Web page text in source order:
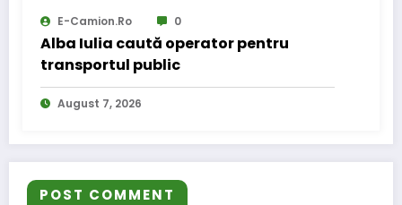
E-Camion.ro 0
Alba Iulia caută operator pentru
transportul public
August 7, 2026
POST COMMENT